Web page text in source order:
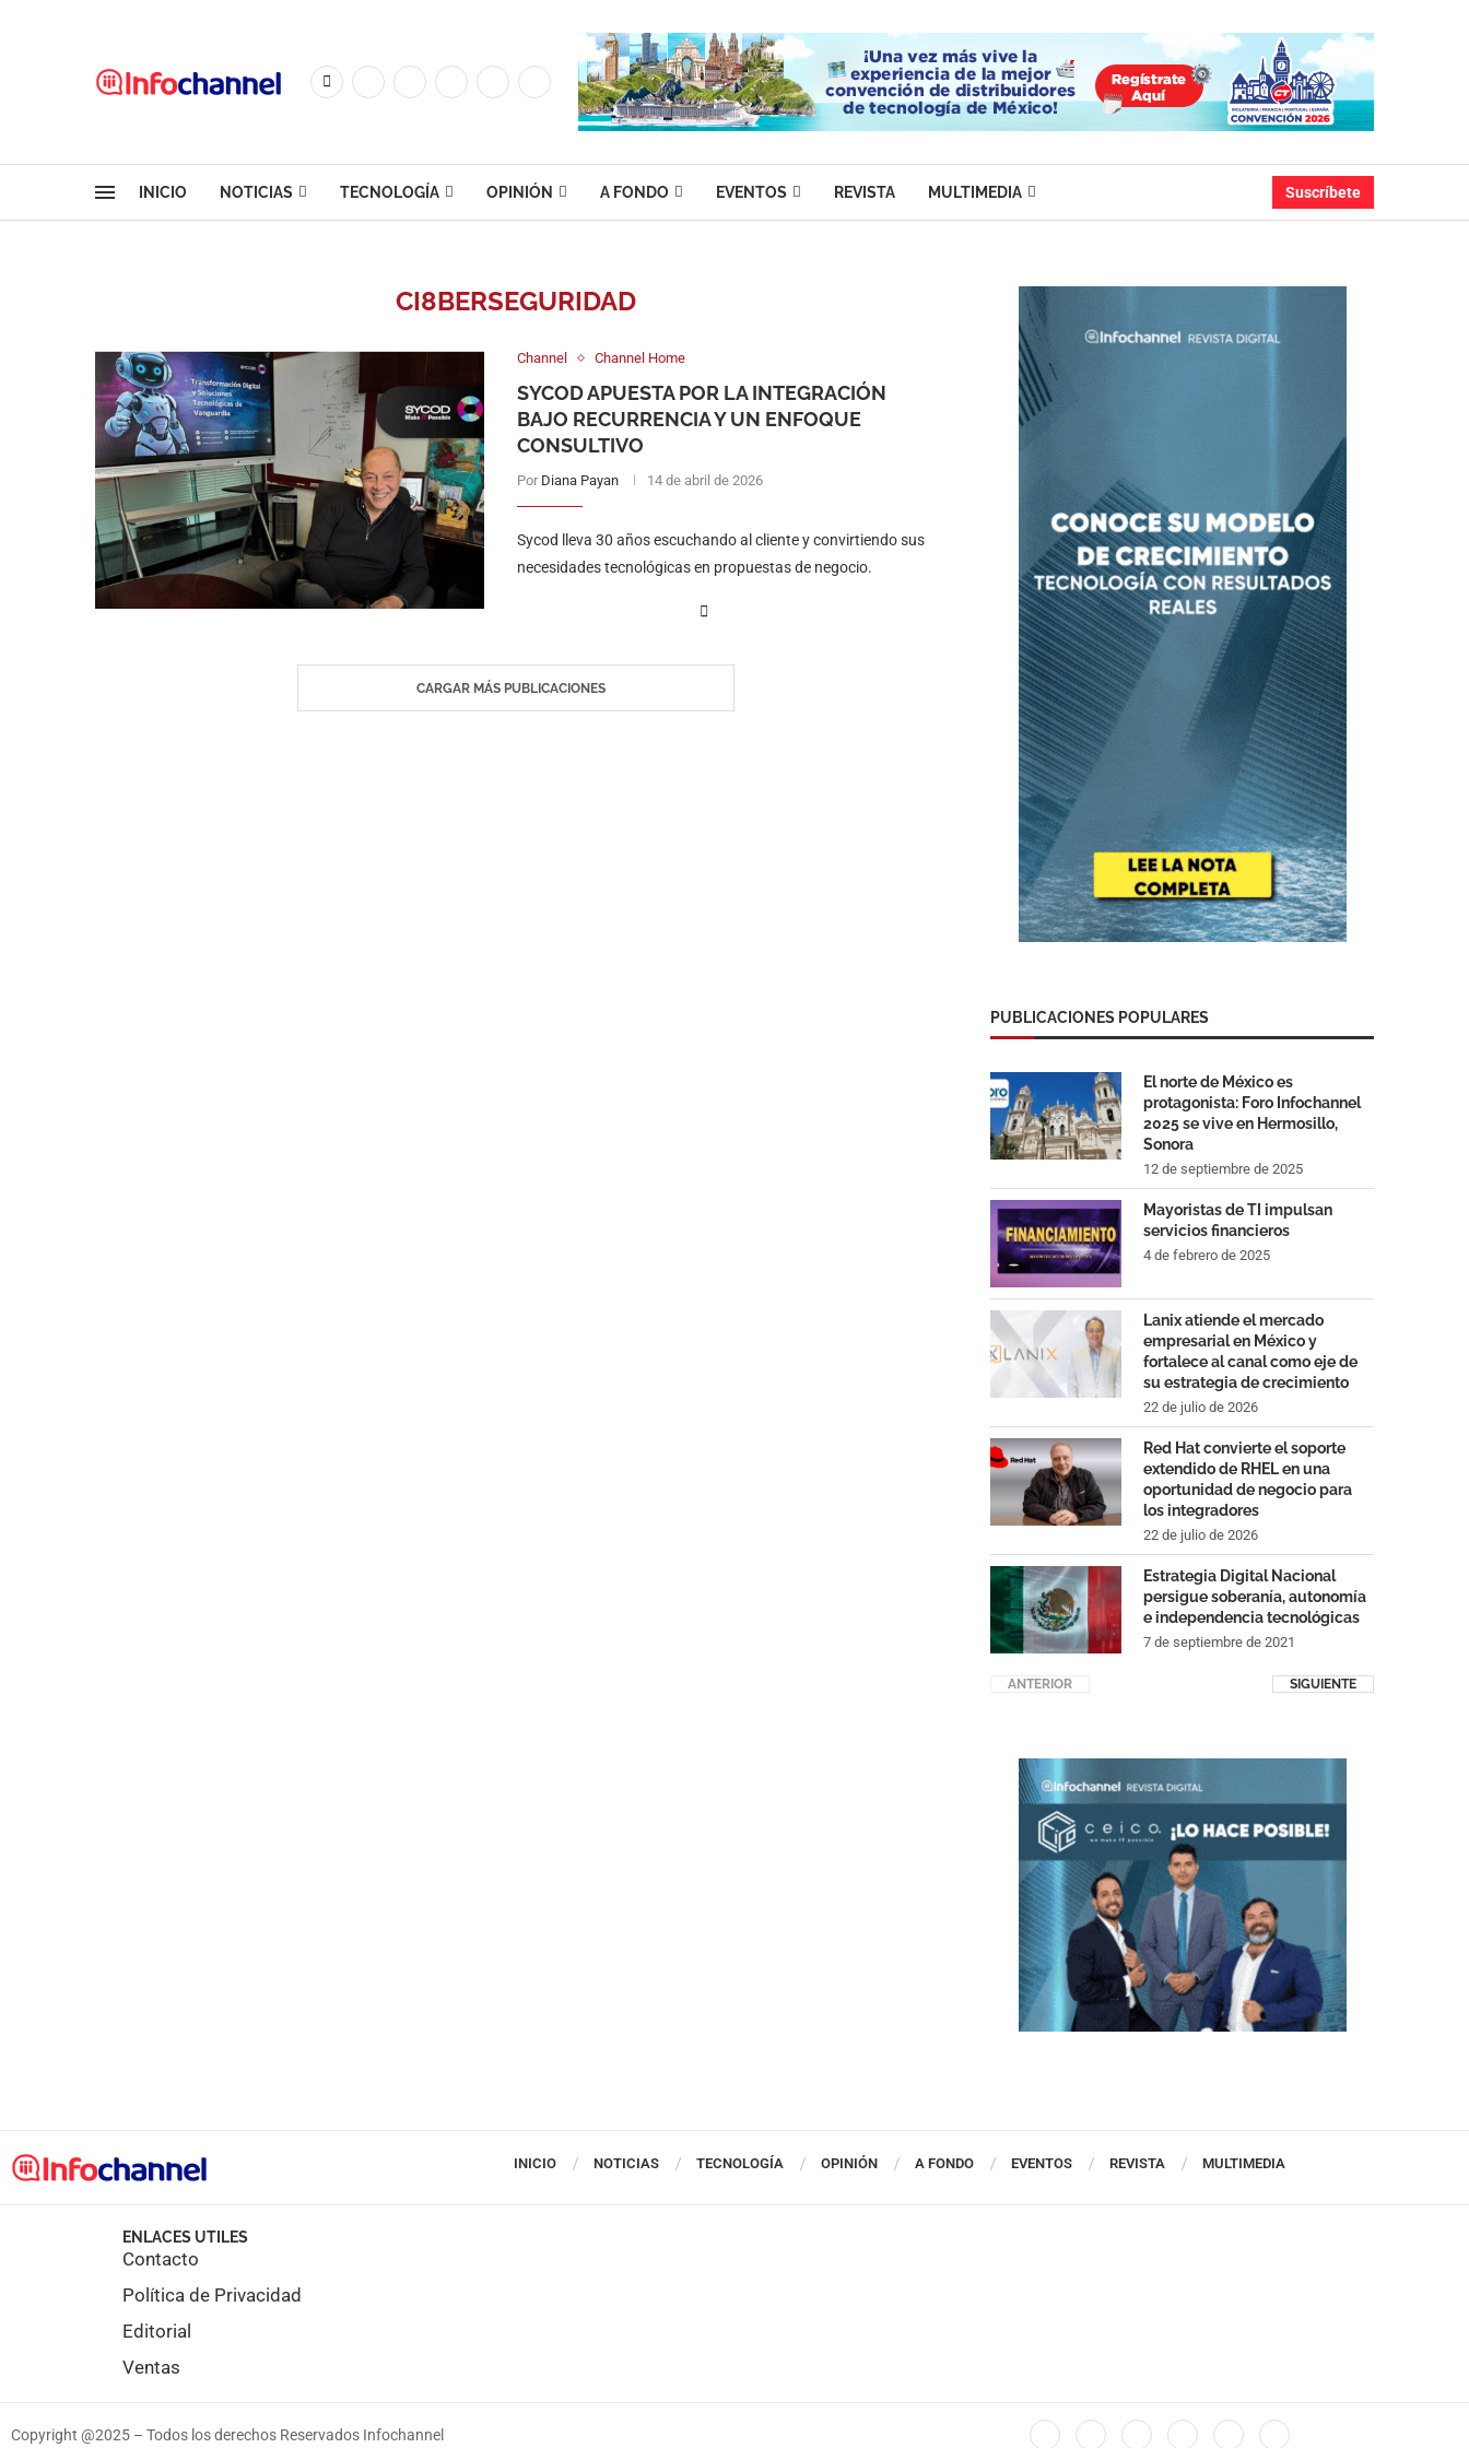
INICIO NOTICIAS TECNOLOGÍA OPINIÓN A FONDO EVENTOS REVISTA MULTIMEDIA Suscríbete
CI8BERSEGURIDAD
Channel Channel Home
SYCOD APUESTA POR LA INTEGRACIÓN
BAJO RECURRENCIA Y UN ENFOQUE
CONSULTIVO
Por Diana Payan 14 de abril de 2026
Sycod lleva 30 años escuchando al cliente y convirtiendo sus
necesidades tecnológicas en propuestas de negocio.
CARGAR MÁS PUBLICACIONES
PUBLICACIONES POPULARES
El norte de México es
protagonista: Foro Infochannel
2025 se vive en Hermosillo,
Sonora
12 de septiembre de 2025
Mayoristas de TI impulsan
servicios financieros
4 de febrero de 2025
Lanix atiende el mercado
empresarial en México y
fortalece al canal como eje de
su estrategia de crecimiento
22 de julio de 2026
Red Hat convierte el soporte
extendido de RHEL en una
oportunidad de negocio para
los integradores
22 de julio de 2026
Estrategia Digital Nacional
persigue soberanía, autonomía
e independencia tecnológicas
7 de septiembre de 2021
ANTERIOR SIGUIENTE
INICIO NOTICIAS TECNOLOGÍA OPINIÓN A FONDO EVENTOS REVISTA MULTIMEDIA
ENLACES UTILES
Contacto
Política de Privacidad
Editorial
Ventas
Copyright @2025 – Todos los derechos Reservados Infochannel